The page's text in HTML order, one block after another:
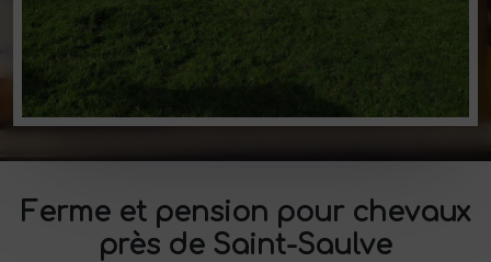
Ferme et pension pour chevaux
près de Saint-Saulve